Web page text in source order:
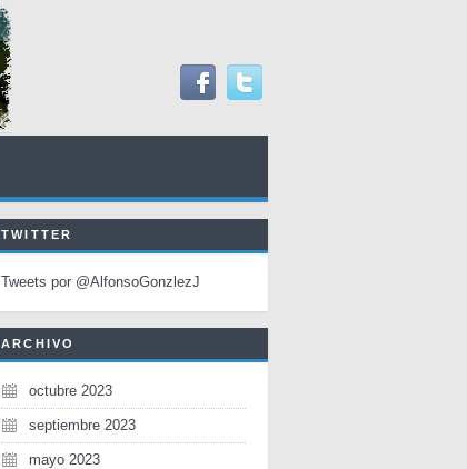
TWITTER
Tweets por @AlfonsoGonzlezJ
ARCHIVO
octubre 2023
septiembre 2023
mayo 2023